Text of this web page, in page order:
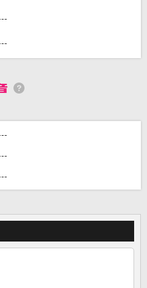
/ Ren Meguro)